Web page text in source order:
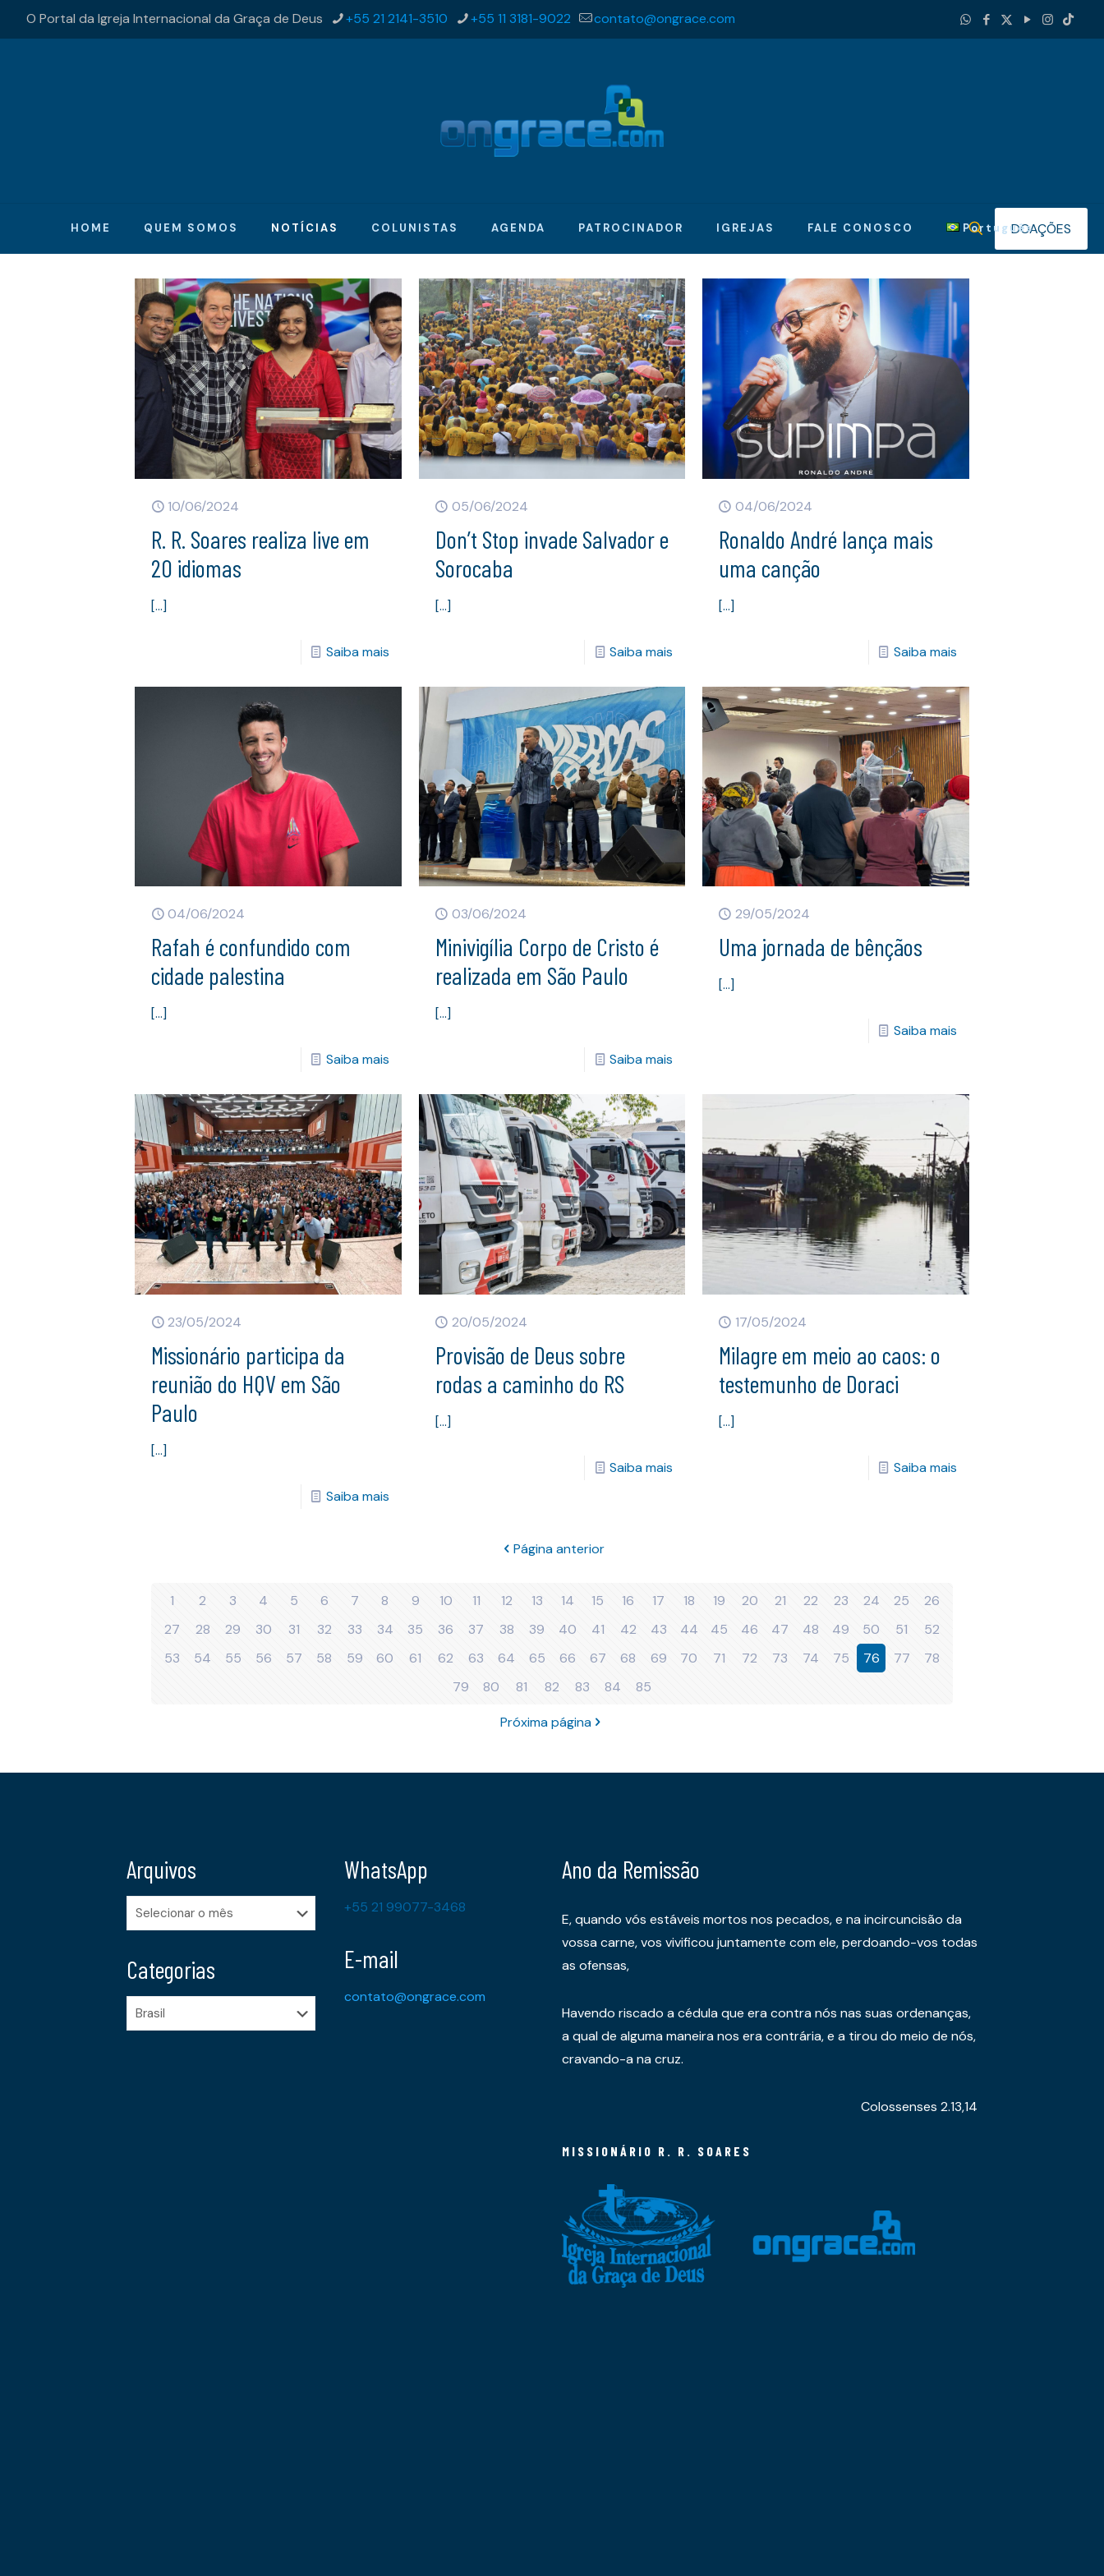
O Portal da Igreja Internacional da Graça de Deus +55 21 2141-3510 +55 11 3181-9022 contato@ongrace.com
HOME QUEM SOMOS NOTÍCIAS COLUNISTAS AGENDA PATROCINADOR IGREJAS FALE CONOSCO PortuguêsDOAÇÕES
10/06/2024
R. R. Soares realiza live em
20 idiomas
[…]
Saiba mais
05/06/2024
Don’t Stop invade Salvador e
Sorocaba
[…]
Saiba mais
04/06/2024
Ronaldo André lança mais
uma canção
[…]
Saiba mais
04/06/2024
Rafah é confundido com
cidade palestina
[…]
Saiba mais
03/06/2024
Minivigília Corpo de Cristo é
realizada em São Paulo
[…]
Saiba mais
29/05/2024
Uma jornada de bênçãos
[…]
Saiba mais
23/05/2024
Missionário participa da
reunião do HQV em São
Paulo
[…]
Saiba mais
20/05/2024
Provisão de Deus sobre
rodas a caminho do RS
[…]
Saiba mais
17/05/2024
Milagre em meio ao caos: o
testemunho de Doraci
[…]
Saiba mais
Página anterior
1 2 3 4 5 6 7 8 9 10 11 12 13 14 15 16 17 18 19 20 21 22 23 24 25
26
27
28 29 30 31 32 33 34 35 36 37 38 39 40 41 42 43 44 45 46 47 48 49 50 51
52
53
54 55 56 57 58 59 60 61 62 63 64 65 66 67 68 69 70 71 72 73 74 75 76 77
78
79
80 81 82 83 84 85
Próxima página
Arquivos
Arquivos
Categorias
Categorias
WhatsApp
+55 21 99077-3468
E-mail
contato@ongrace.com
Ano da Remissão
E, quando vós estáveis mortos nos pecados, e na incircuncisão da
vossa carne, vos vivificou juntamente com ele, perdoando-vos todas
as ofensas,
Havendo riscado a cédula que era contra nós nas suas ordenanças,
a qual de alguma maneira nos era contrária, e a tirou do meio de nós,
cravando-a na cruz.
Colossenses 2.13,14
MISSIONÁRIO R. R. SOARES